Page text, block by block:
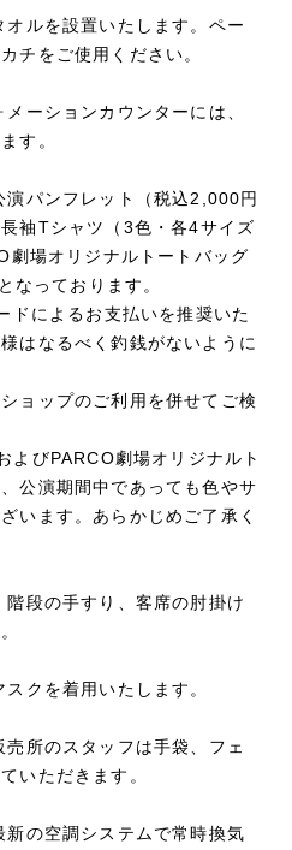
ルを設置いたします。ペー
チをご使用ください。
ーションカウンターには、
す。
パンフレット（税込2,000円
袖Tシャツ（3色・各4サイズ
劇場オリジナルトートバッグ
なっております。
によるお支払いを推奨いた
はなるべく釣銭がないように
ョップのご利用を併せてご検
びPARCO劇場オリジナルト
公演期間中であっても色やサ
います。あらかじめご了承く
段の手すり、客席の肘掛け
クを着用いたします。
所のスタッフは手袋、フェ
いただきます。
の空調システムで常時換気